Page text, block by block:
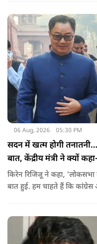
06 Aug, 2026 05:30 PM
सदन में खत्म होगी
बात, केंद्रीय मंत्री ने क्यों
किरेन रिजिजू ने कहा, 'लोकसभा
बात हुई. हम चाहते हैं कि कांग्रेस